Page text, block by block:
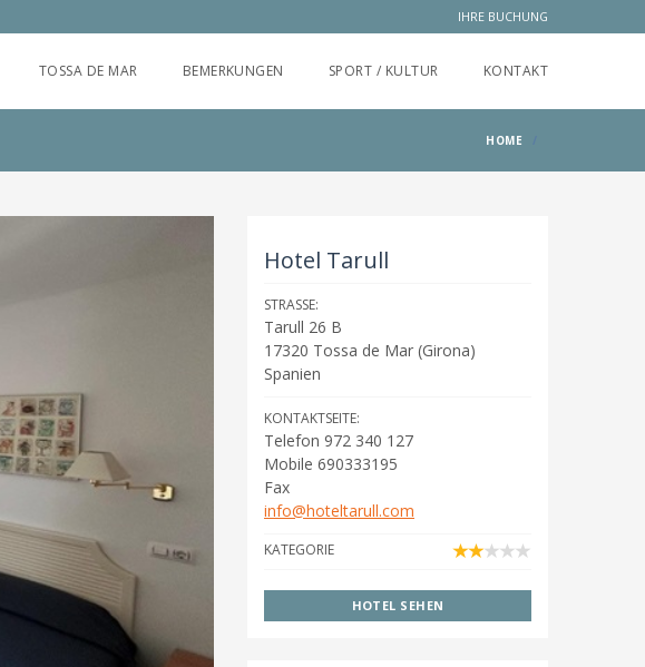
IHRE BUCHUNG
TOSSA DE MAR BEMERKUNGEN SPORT / KULTUR KONTAKT
HOME
Hotel Tarull
STRASSE:
Tarull 26 B
17320 Tossa de Mar (Girona)
Spanien
KONTAKTSEITE:
Telefon 972 340 127
Mobile 690333195
Fax
info@hoteltarull.com
KATEGORIE
HOTEL SEHEN